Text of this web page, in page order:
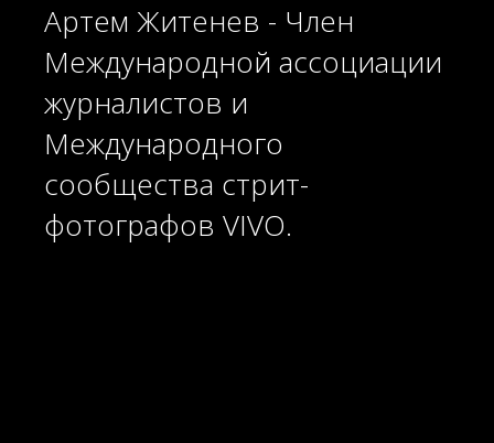
Артем Житенев - Член
Международной ассоциации
журналистов и
Международного
сообщества стрит-
фотографов VIVO.